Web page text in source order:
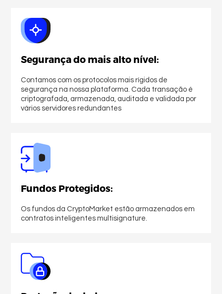
Quem somos
Segurança do mais alto nível:
Contamos com os protocolos mais rígidos de
segurança na nossa plataforma. Cada transação é
criptografada, armazenada, auditada e validada por
vários servidores redundantes
Fundos Protegidos:
Os fundos da CryptoMarket estão armazenados em
contratos inteligentes multisignature.